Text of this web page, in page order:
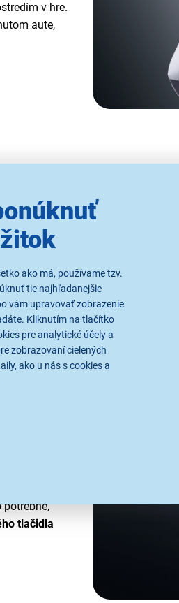
ako má, používame tzv.
tie najhľadanejšie
vám upravovať zobrazenie
Kliknutím na tlačítko
pre analytické účely a
zobrazovaní cielených
ako u nás s cookies a
v hre.
aute,
Pocíť na
ktoré
simulujú pocity
tlačidla